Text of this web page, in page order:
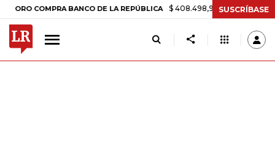
COMPRA BANCO DE LA REPÚBLICA $ 408.498,97 +$ 8.753,81 +2,19%
SUSCRÍBASE